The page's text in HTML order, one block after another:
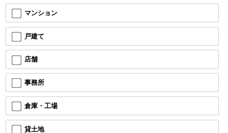
マンション
戸建て
店舗
事務所
倉庫・工場
貸土地